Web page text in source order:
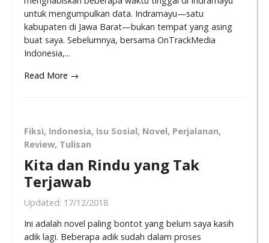
untuk mengumpulkan data. Indramayu—satu
kabupaten di Jawa Barat—bukan tempat yang asing
buat saya. Sebelumnya, bersama OnTrackMedia
Indonesia,...
Read More →
Fiksi, Indonesia, Isu Sosial, Novel, Perjalanan,
Review, Tulisan
Kita dan Rindu yang Tak
Terjawab
Updated: 17/12/2018
Ini adalah novel paling bontot yang belum saya kasih
adik lagi. Beberapa adik sudah dalam proses